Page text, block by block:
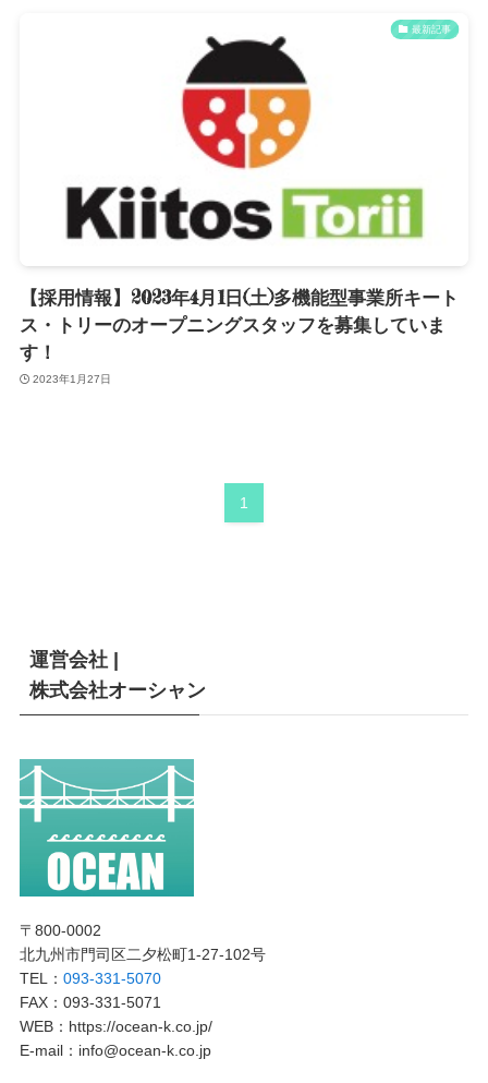
最新記事
【採用情報】2023年4月1日(土)多機能型事業所キート
ス・トリーのオープニングスタッフを募集していま
す！
2023年1月27日
1
運営会社 |
株式会社オーシャン
〒800-0002
北九州市門司区二夕松町1-27-102号
TEL： 093-331-5070
FAX：093-331-5071
WEB：https://ocean-k.co.jp/
E-mail：info@ocean-k.co.jp